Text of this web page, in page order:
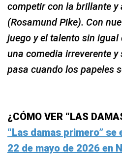
competir con la brillante y
(Rosamund Pike). Con
juego y el talento sin igual
una comedia irreverente
pasa cuando los papeles
¿CÓMO VER “LAS
“Las damas primero”
22 de mayo de 2026 en